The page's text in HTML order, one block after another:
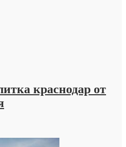
краснодар от